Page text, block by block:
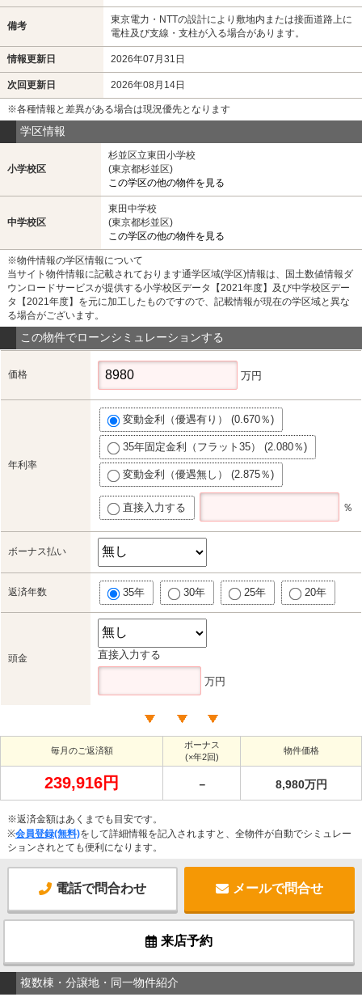
備考
東京電力・NTTの設計により敷地内または接面道路上に
電柱及び支線・支柱が入る場合があります。
情報更新日 2026年07月31日
次回更新日 2026年08月14日
※各種情報と差異がある場合は現況優先となります
学区情報
小学校区
杉並区立東田小学校
(東京都杉並区)
この学区の他の物件を見る
中学校区
東田中学校
(東京都杉並区)
この学区の他の物件を見る
※物件情報の学区情報について
当サイト物件情報に記載されております通学区域(学区)情報は、国土数値情報ダ
ウンロードサービスが提供する小学校区データ【2021年度】及び中学校区デー
タ【2021年度】を元に加工したものですので、記載情報が現在の学区域と異な
る場合がございます。
この物件でローンシミュレーションする
価格 万円
年利率
変動金利（優遇有り） (0.670％)
35年固定金利（フラット35） (2.080％)
変動金利（優遇無し） (2.875％)
直接入力する ％
ボーナス払い
返済年数 35年 30年 25年 20年
頭金 直接入力する
万円
毎月のご返済額
ボーナス
(×年2回)
物件価格
239,916円 － 8,980万円
※返済金額はあくまでも目安です。
※会員登録(無料)をして詳細情報を記入されますと、全物件が自動でシミュレー
ションされとても便利になります。
電話で問合わせ メールで問合せ
来店予約
複数棟・分譲地・同一物件紹介